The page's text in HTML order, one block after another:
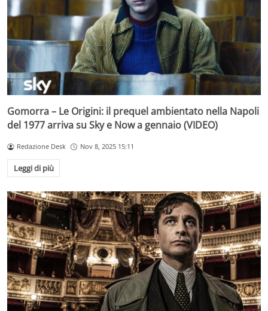
Gomorra – Le Origini: il prequel ambientato nella Napoli
del 1977 arriva su Sky e Now a gennaio (VIDEO)
Redazione Desk Nov 8, 2025 15:11
Leggi di più